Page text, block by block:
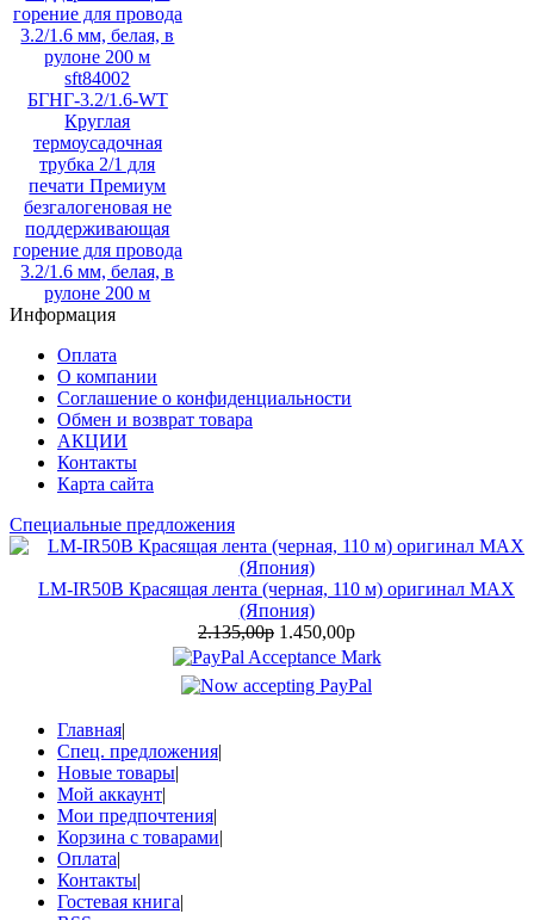
sft84002
БГНГ-3.2/1.6-WT
Круглая
термоусадочная
трубка 2/1 для
печати Премиум
безгалогеновая не
поддерживающая
горение для провода
3.2/1.6 мм, белая, в
рулоне 200 м
Информация
Оплата
О компании
Соглашение о конфиденциальности
Обмен и возврат товара
АКЦИИ
Контакты
Карта сайта
Специальные предложения
LM-IR50B Красящая лента (черная, 110 м) оригинал MAX
(Япония)
2.135,00р 1.450,00р
Главная|
Спец. предложения|
Новые товары|
Мой аккаунт|
Мои предпочтения|
Корзина с товарами|
Оплата|
Контакты|
Гостевая книга|